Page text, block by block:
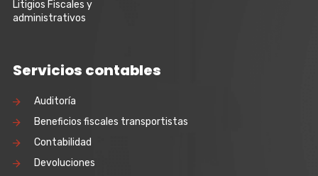
Litigios Fiscales y
administrativos
Servicios contables
Auditoría
Beneficios fiscales transportistas
Contabilidad
Devoluciones